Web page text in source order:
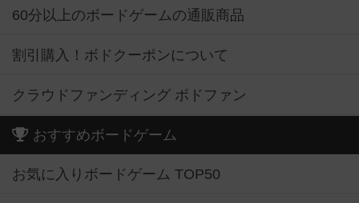
60分以上のボードゲームの通販商品
割引購入！ボドクーポンについて
クラウドファンディング ボドファン
おすすめボードゲーム
お気に入りボードゲーム TOP50